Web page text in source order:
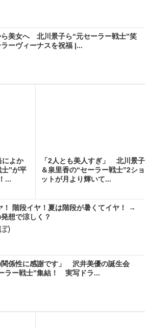
美女へ 北川景子ら“元セーラー戦士”笑
ーヴィーナスを祝福 |...
によか
”が平
...
「2人とも美人すぎ」 北川景子
＆泉里香の“セーラー戦士”2ショ
ットが月より輝いて...
！ 階段イヤ！夏は階段が暑くてイヤ！ →
想で涼しく？
)
関係性に感謝です」 沢井美優の誕生会
ラー戦士”集結！ 実写ドラ...